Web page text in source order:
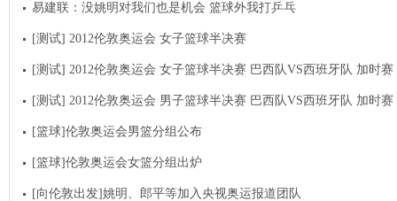
易建联：没姚明对我们也是机会 篮球外我打乒乓
[测试] 2012伦敦奥运会 女子篮球半决赛
[测试] 2012伦敦奥运会 女子篮球半决赛 巴西队VS西班牙队 加时赛
[测试] 2012伦敦奥运会 男子篮球半决赛 巴西队VS西班牙队 加时赛
[篮球]伦敦奥运会男篮分组公布
[篮球]伦敦奥运会女篮分组出炉
[向伦敦出发]姚明、郎平等加入央视奥运报道团队